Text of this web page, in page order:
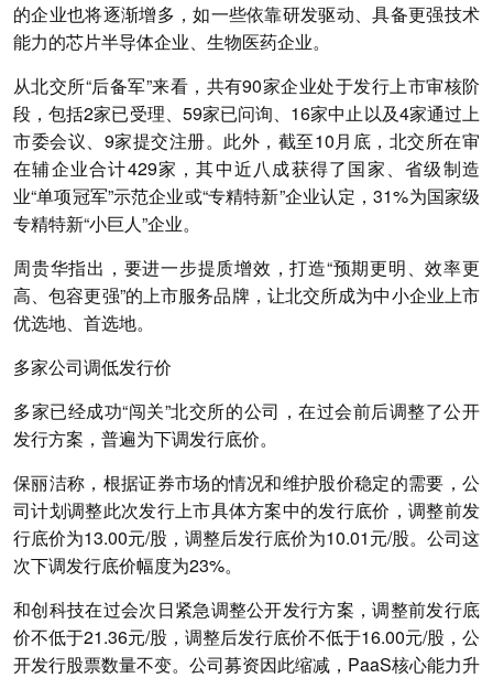
的企业也将逐渐增多，如一些依靠研发驱动、具备更强技术
能力的芯片半导体企业、生物医药企业。
从北交所“后备军”来看，共有90家企业处于发行上市审核阶
段，包括2家已受理、59家已问询、16家中止以及4家通过上
市委会议、9家提交注册。此外，截至10月底，北交所在审
在辅企业合计429家，其中近八成获得了国家、省级制造
业“单项冠军”示范企业或“专精特新”企业认定，31%为国家级
专精特新“小巨人”企业。
周贵华指出，要进一步提质增效，打造“预期更明、效率更
高、包容更强”的上市服务品牌，让北交所成为中小企业上市
优选地、首选地。
多家公司调低发行价
多家已经成功“闯关”北交所的公司，在过会前后调整了公开
发行方案，普遍为下调发行底价。
保丽洁称，根据证券市场的情况和维护股价稳定的需要，公
司计划调整此次发行上市具体方案中的发行底价，调整前发
行底价为13.00元/股，调整后发行底价为10.01元/股。公司这
次下调发行底价幅度为23%。
和创科技在过会次日紧急调整公开发行方案，调整前发行底
价不低于21.36元/股，调整后发行底价不低于16.00元/股，公
开发行股票数量不变。公司募资因此缩减，PaaS核心能力升